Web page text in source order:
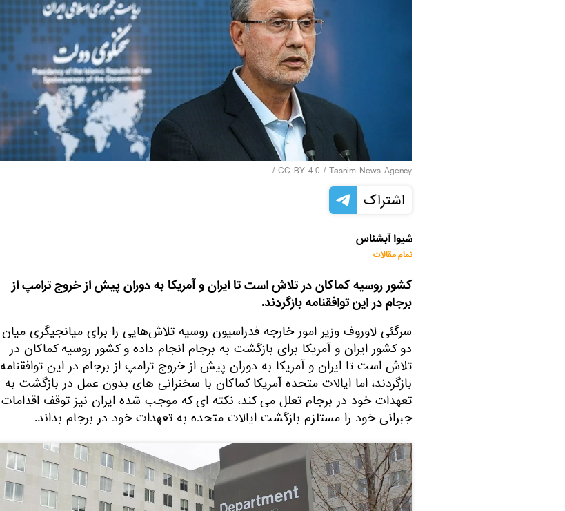
CC BY 4.0 / Tasnim News Agency
/
اشتراک
شیوا آبشناس
تمام مقالات
کشور روسیه کماکان در تلاش است تا ایران و آمریکا به دوران پیش از خروج ترامپ از
برجام در این توافقنامه بازگردند.
سرگئی لاوروف وزیر امور خارجه فدراسیون روسیه تلاش‌هایی را برای میانجیگری میان
دو کشور ایران و آمریکا برای بازگشت به برجام انجام داده و کشور روسیه کماکان در
تلاش است تا ایران و آمریکا به دوران پیش از خروج ترامپ از برجام در این توافقنامه
بازگردند، اما ایالات متحده آمریکا کماکان با سخنرانی های بدون عمل در بازگشت به
تعهدات خود در برجام تعلل می کند، نکته ‌ای که موجب شده ایران نیز توقف اقدامات
جبرانی خود را مستلزم بازگشت ایالات متحده به تعهدات خود در برجام بداند.